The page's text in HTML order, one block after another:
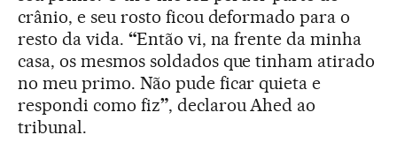
crânio, e seu rosto ficou deformado para o
resto da vida. “Então vi, na frente da minha
casa, os mesmos soldados que tinham atirado
no meu primo. Não pude ficar quieta e
respondi como fiz”, declarou Ahed ao
tribunal.